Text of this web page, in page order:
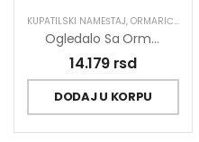
KUPATILSKI NAMEŠTAJ, ORMARIĆ SA OGLEDALOM
Ogledalo Sa Ormarićem Pino Art Mond 0036 64cm
14.179 rsd
DODAJ U KORPU